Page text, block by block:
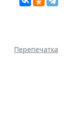
Перепечатка